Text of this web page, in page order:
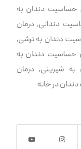
حساسیت دندان به
دندانی, درمان
دندان به ترشی,
حساسیت دندان به
شیرینی, درمان
در خانه